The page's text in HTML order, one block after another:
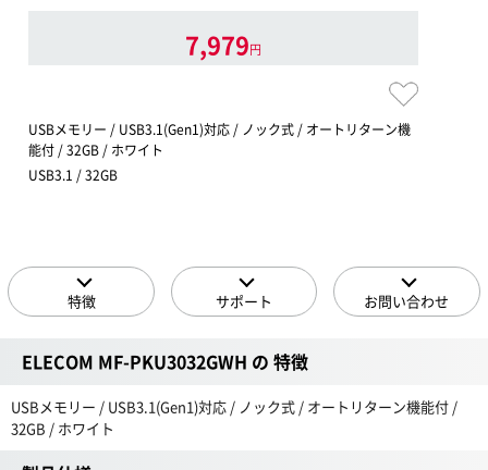
7,979円
USBメモリー / USB3.1(Gen1)対応 / ノック式 / オートリターン機
能付 / 32GB / ホワイト
USB3.1 / 32GB
特徴 サポート お問い合わせ
ELECOM MF-PKU3032GWH の 特徴
USBメモリー / USB3.1(Gen1)対応 / ノック式 / オートリターン機能付 /
32GB / ホワイト